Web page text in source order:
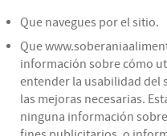
Que navegues por el sitio.
Que
información sobre cómo
entender la usabilidad del
las mejoras necesarias.
ninguna información